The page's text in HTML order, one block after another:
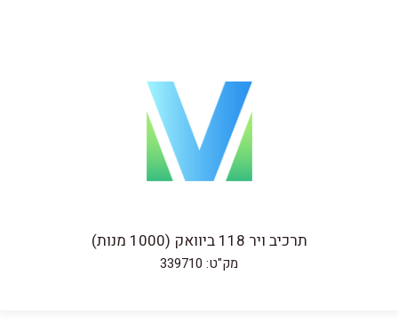
תרכיב ויר 118 ביוואק (1000 מנות)
מק"ט: 339710